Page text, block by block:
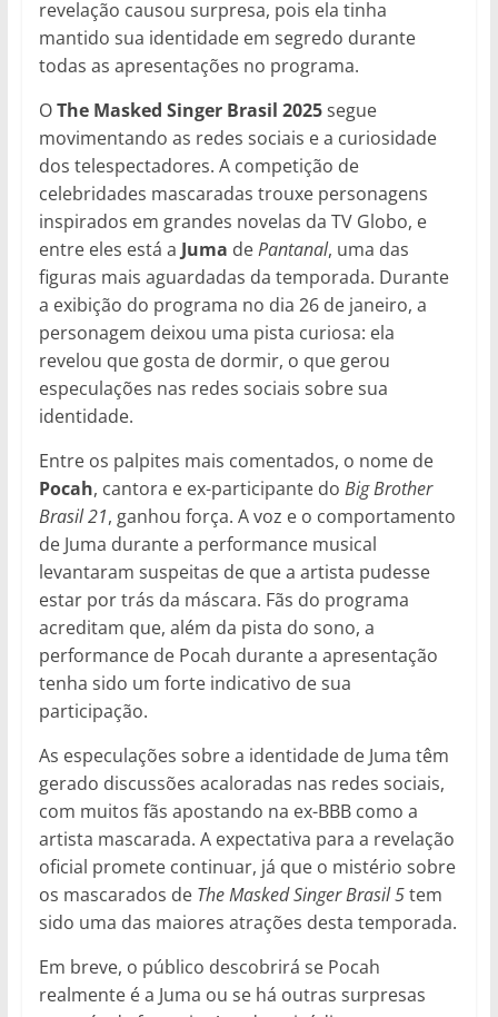
revelação causou surpresa, pois ela tinha
mantido sua identidade em segredo durante
todas as apresentações no programa.
OThe Masked Singer Brasil 2025segue
movimentando as redes sociais e a curiosidade
dos telespectadores. A competição de
celebridades mascaradas trouxe personagens
inspirados em grandes novelas da TV Globo, e
entre eles está a Juma dePantanal, uma das
figuras mais aguardadas da temporada. Durante
a exibição do programa no dia 26 de janeiro, a
personagem deixou uma pista curiosa: ela
revelou que gosta de dormir, o que gerou
especulações nas redes sociais sobre sua
identidade.
Entre os palpites mais comentados, o nome de
Pocah, cantora e ex-participante do Big Brother
Brasil 21, ganhou força. A voz e o comportamento
de Juma durante a performance musical
levantaram suspeitas de que a artista pudesse
estar por trás da máscara. Fãs do programa
acreditam que, além da pista do sono, a
performance de Pocah durante a apresentação
tenha sido um forte indicativo de sua
participação.
As especulações sobre a identidade de Juma têm
gerado discussões acaloradas nas redes sociais,
com muitos fãs apostando na ex-BBB como a
artista mascarada. A expectativa para a revelação
oficial promete continuar, já que o mistério sobre
os mascarados de The Masked Singer Brasil 5tem
sido uma das maiores atrações desta temporada.
Em breve, o público descobrirá se Pocah
realmente é a Juma ou se há outras surpresas